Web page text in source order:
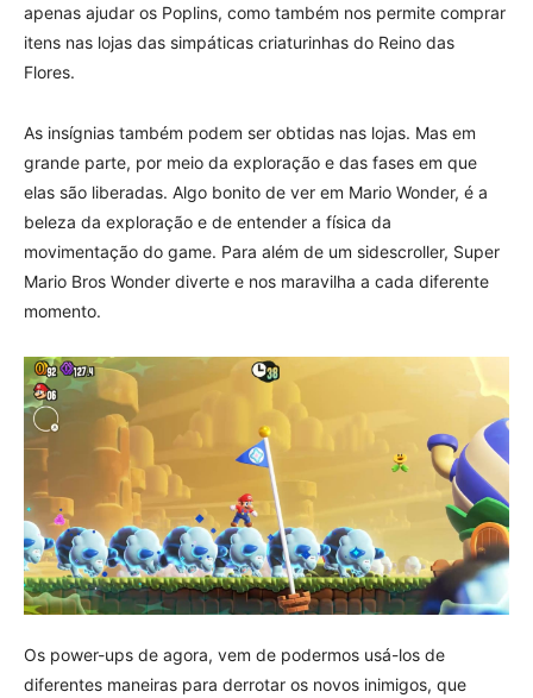
apenas ajudar os Poplins, como também nos permite comprar
itens nas lojas das simpáticas criaturinhas do Reino das
Flores.
As insígnias também podem ser obtidas nas lojas. Mas em
grande parte, por meio da exploração e das fases em que
elas são liberadas. Algo bonito de ver em Mario Wonder, é a
beleza da exploração e de entender a física da
movimentação do game. Para além de um sidescroller, Super
Mario Bros Wonder diverte e nos maravilha a cada diferente
momento.
Os power-ups de agora, vem de podermos usá-los de
diferentes maneiras para derrotar os novos inimigos, que